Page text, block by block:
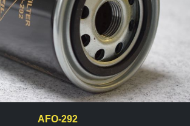
AFO-292